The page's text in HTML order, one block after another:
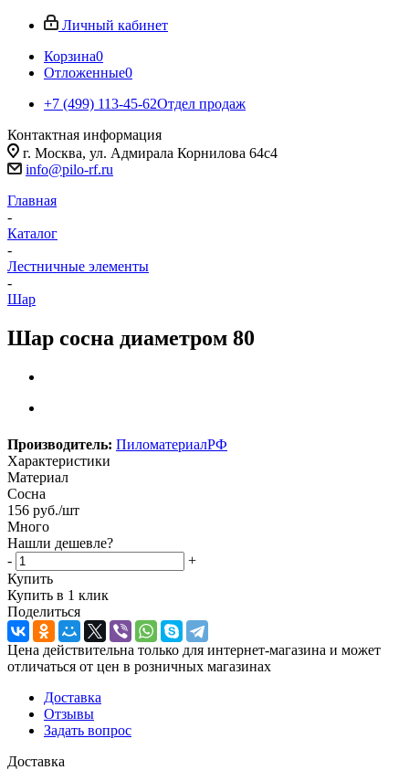
Личный кабинет
Корзина0
Отложенные0
+7 (499) 113-45-62Отдел продаж
Контактная информация
г. Москва, ул. Адмирала Корнилова 64с4
info@pilo-rf.ru
Главная
-
Каталог
-
Лестничные элементы
-
Шар
Шар сосна диаметром 80
Производитель: ПиломатериалРФ
Характеристики
Материал
Сосна
156 руб./шт
Много
Нашли дешевле?
-
+
Купить
Купить в 1 клик
Поделиться
Цена действительна только для интернет-магазина и может
отличаться от цен в розничных магазинах
Доставка
Отзывы
Задать вопрос
Доставка